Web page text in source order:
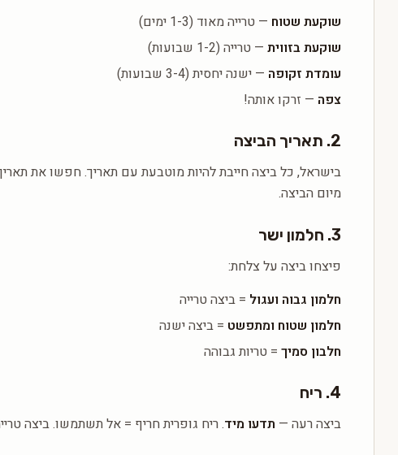
שוקעת שטוח — טרייה מאוד (1-3 ימים)
שוקעת בזווית — טרייה (1-2 שבועות)
עומדת זקופה — ישנה יחסית (3-4 שבועות)
צפה — זרקו אותה!
2. תאריך הביצה
בישראל, כל ביצה חייבת להיות מוטבעת עם תאריך. חפשו את
מיום הביצה.
3. חלמון ישר
פיצחו ביצה על צלחת:
חלמון גבוה ועגול = ביצה טרייה
חלמון שטוח ומתפשט = ביצה ישנה
חלבון סמיך = טריות גבוהה
4. ריח
ביצה רעה — תדעו מיד. ריח גופרית חריף = אל תשתמשו. ביצה